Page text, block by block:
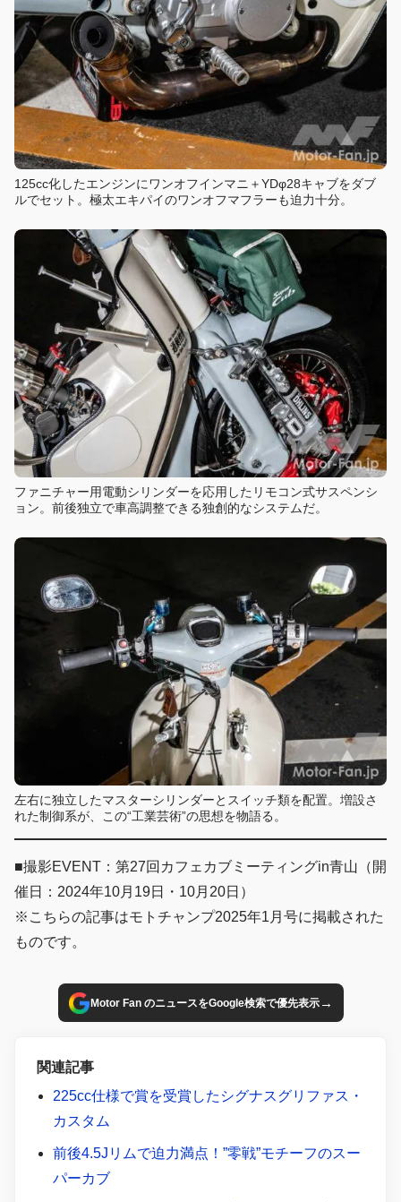
125cc化したエンジンにワンオフインマニ＋YDφ28キャブをダブ
ルでセット。極太エキパイのワンオフマフラーも迫力十分。
ファニチャー用電動シリンダーを応用したリモコン式サスペンシ
ョン。前後独立で車高調整できる独創的なシステムだ。
左右に独立したマスターシリンダーとスイッチ類を配置。増設さ
れた制御系が、この“工業芸術”の思想を物語る。
■撮影EVENT：第27回カフェカブミーティングin青山（開
催日：2024年10月19日・10月20日）
※こちらの記事はモトチャンプ2025年1月号に掲載された
ものです。
Motor Fan のニュースをGoogle検索で優先表示→
関連記事
225cc仕様で賞を受賞したシグナスグリファス・
カスタム
前後4.5Jリムで迫力満点！”零戦”モチーフのスー
パーカブ